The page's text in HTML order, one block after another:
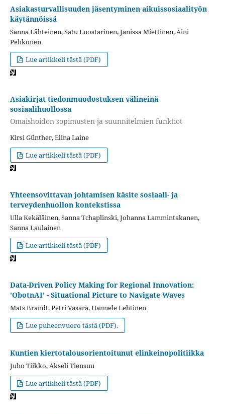
Asiakasturvallisuuden jäsentyminen aikuissosiaalityön
käytännöissä
Sanna Lähteinen, Satu Luostarinen, Janissa Miettinen, Aini
Pehkonen
Lue artikkeli tästä (PDF)
Asiakirjat tiedonmuodostuksen välineinä
sosiaalihuollossa
Omaishoidon sopimusten ja suunnitelmien funktiot
Kirsi Günther, Elina Laine
Lue artikkeli tästä (PDF)
Yhteensovittavan johtamisen käsite sosiaali- ja
terveydenhuollon kontekstissa
Ulla Kekäläinen, Sanna Tchaplinski, Johanna Lammintakanen,
Sanna Laulainen
Lue artikkeli tästä (PDF)
Data-Driven Policy Making for Regional Innovation:
'ObotnAI' - Situational Picture to Navigate Waves
Mats Brandt, Petri Vasara, Hannele Lehtinen
Lue puheenvuoro tästä (PDF).
Kuntien kiertotalousorientoitunut elinkeinopolitiikka
Juho Tiikko, Akseli Tiensuu
Lue artikkeli tästä (PDF)